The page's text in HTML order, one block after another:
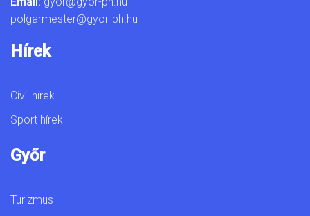
polgarmester@gyor-ph.hu
Hírek
Civil hírek
Sport hírek
Győr
Turizmus